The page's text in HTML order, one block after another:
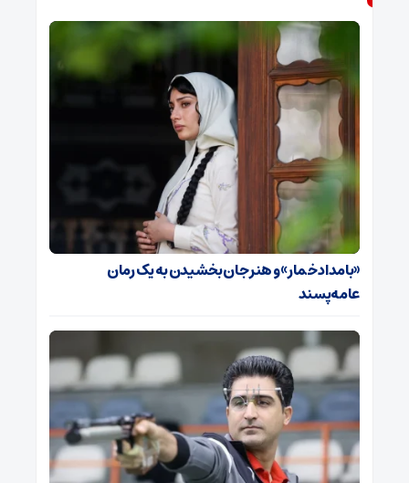
«بامداد خمار» و هنر جان بخشیدن به یک رمان
عامه‌پسند